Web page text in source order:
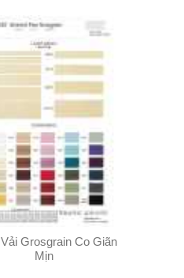
Vải Grosgrain Co Giãn
Mịn